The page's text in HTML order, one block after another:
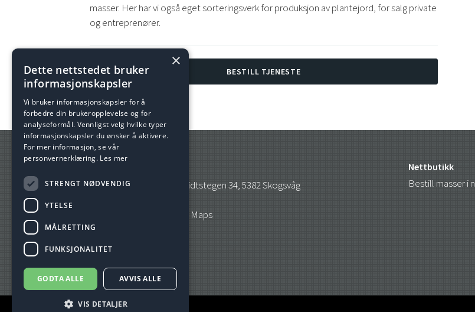
masser. Her har vi også eget sorteringsverk for produksjon av plantejord, for salg private
og entreprenører.
BESTILL TJENESTE
Bjørnars Transport AS, Midtstegen 34, 5382 Skogsvåg
Åpne lokasjon i Google Maps
Nettbutikk
Bestill masser i
×
Dette nettstedet bruker
informasjonskapsler
Vi bruker informasjonskapsler for å
forbedre din brukeropplevelse og for
analyseformål. Vennligst velg hvilke typer
informasjonskapsler du ønsker å aktivere.
For mer informasjon, se vår
personvernerklæring. Les mer
STRENGT NØDVENDIG
YTELSE
MÅLRETTING
FUNKSJONALITET
GODTA ALLE AVVIS ALLE
VIS DETALJER